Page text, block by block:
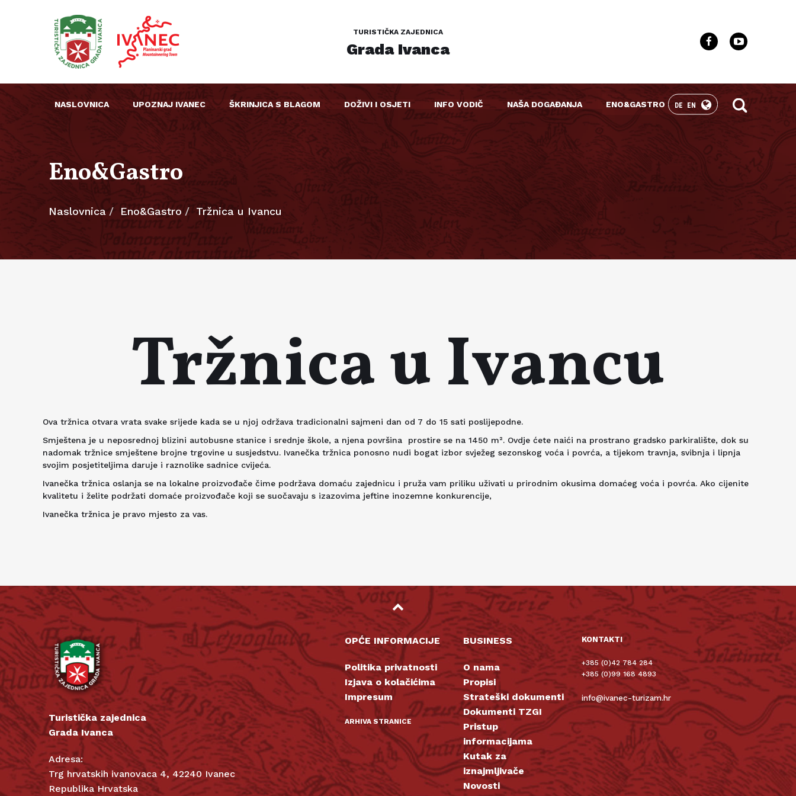
TURISTIČKA ZAJEDNICA
Grada Ivanca
NASLOVNICA UPOZNAJ IVANEC ŠKRINJICA S BLAGOM DOŽIVI I OSJETI INFO VODIČ NAŠA DOGAĐANJA ENO&GASTRO DE EN
Eno&Gastro
Naslovnica Eno&Gastro Tržnica u Ivancu
Tržnica u Ivancu
Ova tržnica otvara vrata svake srijede kada se u njoj održava tradicionalni sajmeni dan od 7 do 15 sati poslijepodne.
Smještena je u neposrednoj blizini autobusne stanice i srednje škole, a njena površina prostire se na 1450 m². Ovdje ćete naići na prostrano gradsko parkiralište, dok su
nadomak tržnice smještene brojne trgovine u susjedstvu. Ivanečka tržnica ponosno nudi bogat izbor svježeg sezonskog voća i povrća, a tijekom travnja, svibnja i lipnja
svojim posjetiteljima daruje i raznolike sadnice cvijeća.
Ivanečka tržnica oslanja se na lokalne proizvođače čime podržava domaću zajednicu i pruža vam priliku uživati u prirodnim okusima domaćeg voća i povrća. Ako cijenite
kvalitetu i želite podržati domaće proizvođače koji se suočavaju s izazovima jeftine inozemne konkurencije,
Ivanečka tržnica je pravo mjesto za vas.
Turistička zajednica
Grada Ivanca
Adresa:
Trg hrvatskih ivanovaca 4, 42240 Ivanec
Republika Hrvatska
OPĆE INFORMACIJE
Politika privatnosti
Izjava o kolačićima
Impresum
ARHIVA STRANICE
BUSINESS
O nama
Propisi
Strateški dokumenti
Dokumenti TZGI
Pristup
informacijama
Kutak za
iznajmljivače
Novosti
KONTAKTI
+385 (0)42 784 284
+385 (0)99 168 4893
info@ivanec-turizam.hr